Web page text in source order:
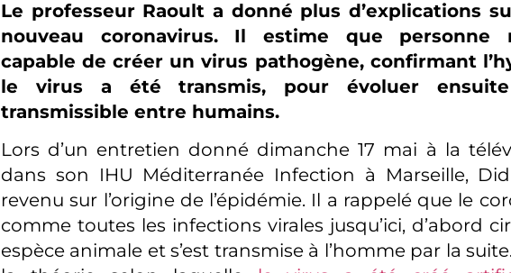
Le professeur Raoult a donné plus d’explications
nouveau coronavirus. Il estime que personne
capable de créer un virus pathogène, confirmant
le virus a été transmis, pour évoluer
transmissible entre humains.
Lors d’un entretien donné dimanche 17 mai à la
dans son IHU Méditerranée Infection à Marseille,
revenu sur l’origine de l’épidémie. Il a rappelé que le
comme toutes les infections virales jusqu’ici, d’abord
espèce animale et s’est transmise à l’homme par la